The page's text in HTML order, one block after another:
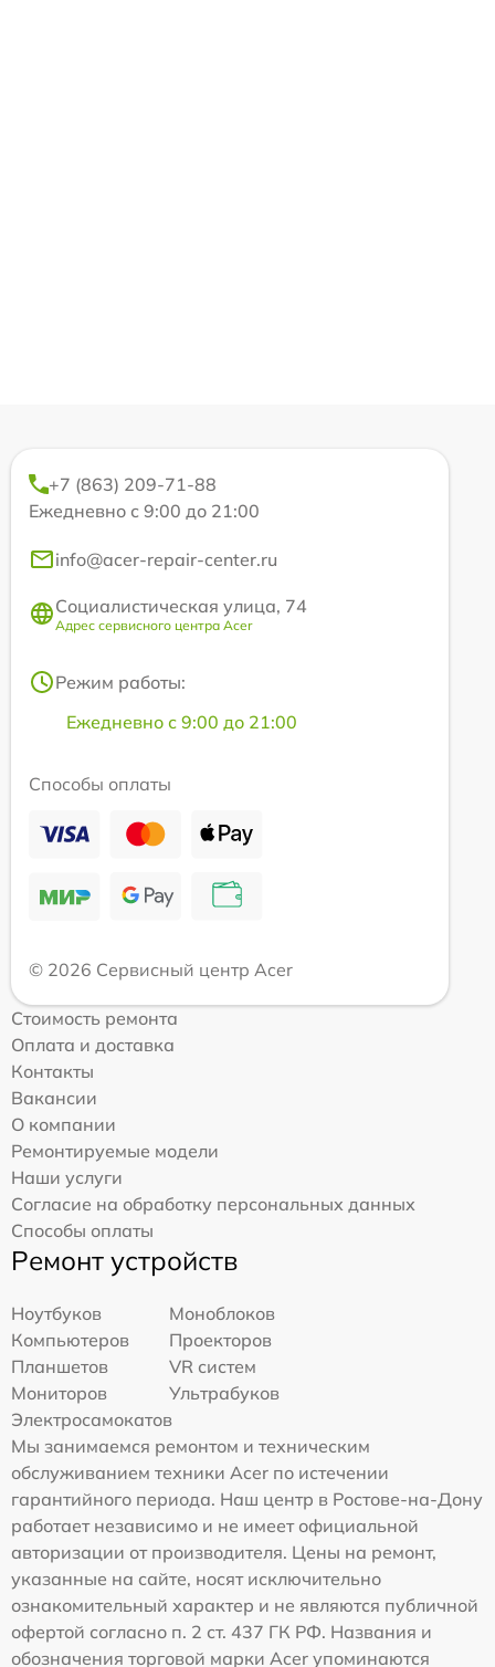
+7 (863) 209-71-88
Ежедневно с 9:00 до 21:00
info@acer-repair-center.ru
Социалистическая улица, 74
Адрес сервисного центра Acer
Режим работы:
Ежедневно с 9:00 до 21:00
Способы оплаты
© 2026 Сервисный центр Acer
Стоимость ремонта
Оплата и доставка
Контакты
Вакансии
О компании
Ремонтируемые модели
Наши услуги
Согласие на обработку персональных данных
Способы оплаты
Ремонт устройств
Ноутбуков
Моноблоков
Компьютеров
Проекторов
Планшетов
VR систем
Мониторов
Ультрабуков
Электросамокатов
Мы занимаемся ремонтом и техническим
обслуживанием техники Acer по истечении
гарантийного периода. Наш центр в Ростове-на-Дону
работает независимо и не имеет официальной
авторизации от производителя. Цены на ремонт,
указанные на сайте, носят исключительно
ознакомительный характер и не являются публичной
офертой согласно п. 2 ст. 437 ГК РФ. Названия и
обозначения торговой марки Acer упоминаются